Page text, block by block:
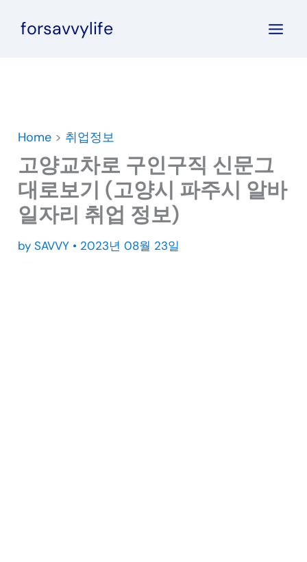
forsavvylife
Home > 취업정보
고양교차로 구인구직 신문그
대로보기 (고양시 파주시 알바
일자리 취업 정보)
by SAVVY • 2023년 08월 23일